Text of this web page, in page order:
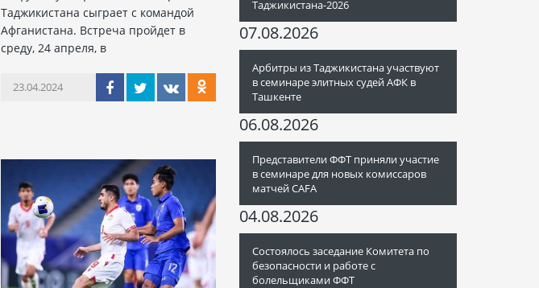
Таджикистана сыграет с командой
Афганистана. Встреча пройдет в
среду, 24 апреля, в
23.04.2024
Таджикистана-2026
07.08.2026
Арбитры из Таджикистана участвуют
в семинаре элитных судей АФК в
Ташкенте
06.08.2026
Представители ФФТ приняли участие
в семинаре для новых комиссаров
матчей CAFA
04.08.2026
Состоялось заседание Комитета по
безопасности и работе с
болельщиками ФФТ